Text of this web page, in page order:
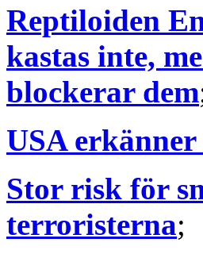
Reptiloiden
kastas inte,
blockerar dem
USA
Stor risk för
terroristerna;